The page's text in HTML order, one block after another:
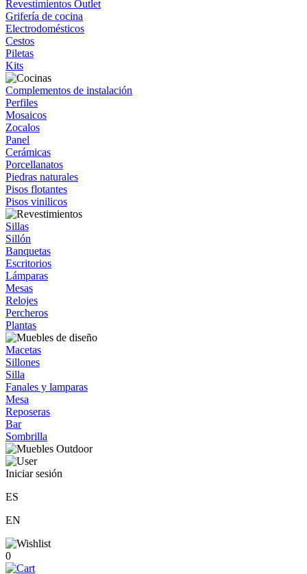
Revestimientos Outlet
Grifería de cocina
Electrodomésticos
Cestos
Piletas
Kits
Complementos de instalación
Perfiles
Mosaicos
Zocalos
Panel
Cerámicas
Porcellanatos
Piedras naturales
Pisos flotantes
Pisos vinilicos
Sillas
Sillón
Banquetas
Escritorios
Lámparas
Mesas
Relojes
Percheros
Plantas
Macetas
Sillones
Silla
Fanales y lamparas
Mesa
Reposeras
Bar
Sombrilla
Iniciar sesión
ES
EN
0